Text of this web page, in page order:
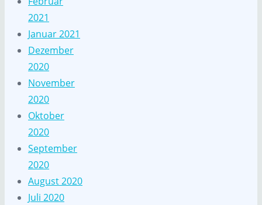
2021
Januar 2021
Dezember
2020
November
2020
Oktober
2020
September
2020
August 2020
Juli 2020